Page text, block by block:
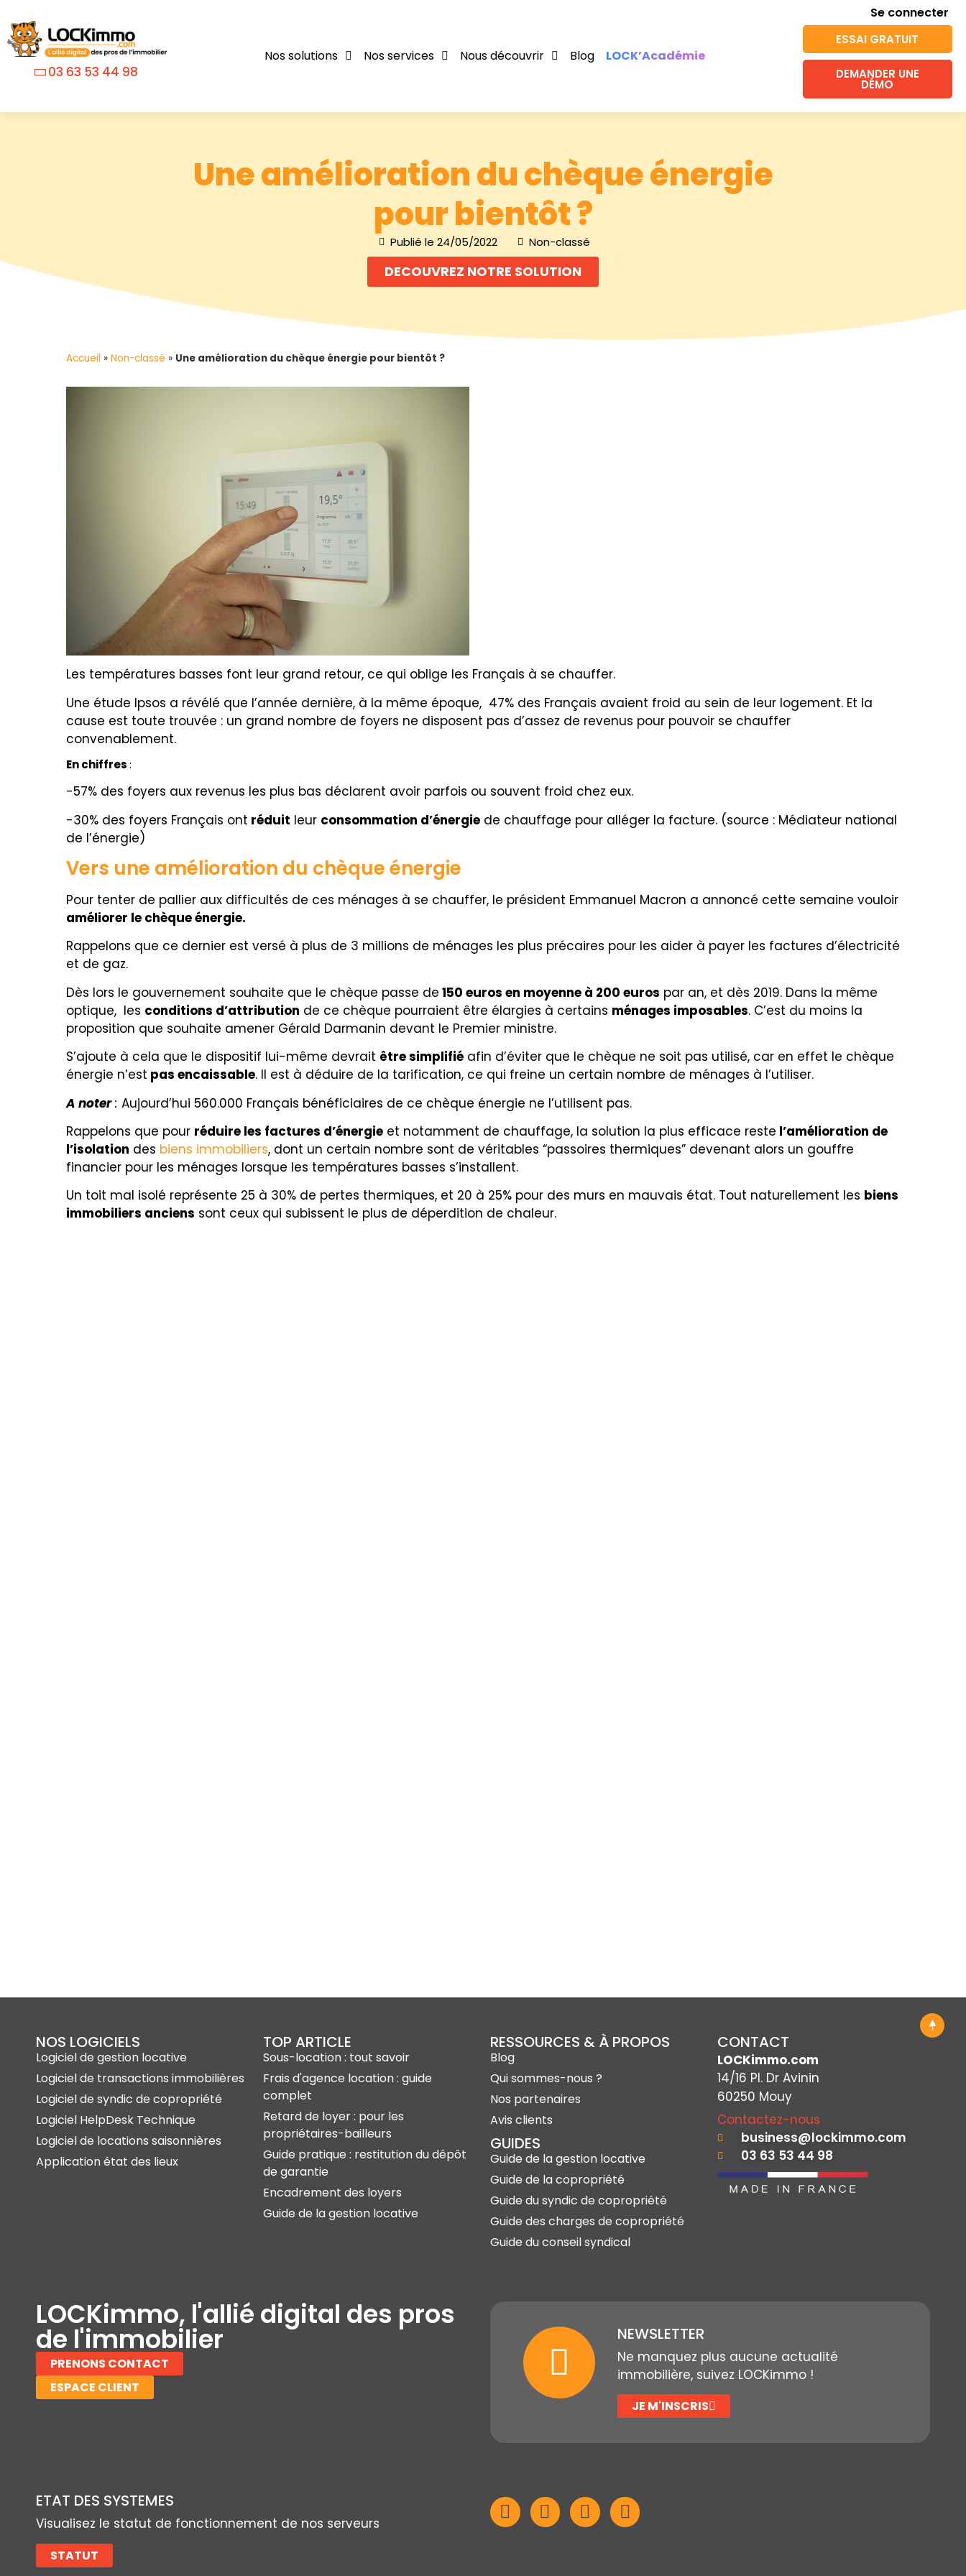
03 63 53 44 98
Nos solutions Nos services Nous découvrir Blog LOCK’Académie
Se connecter
ESSAI GRATUIT
DEMANDER UNE
DÉMO
Une amélioration du chèque énergie
pour bientôt ?
Publié le 24/05/2022 Non-classé
DECOUVREZ NOTRE SOLUTION
Accueil » Non-classé » Une amélioration du chèque énergie pour bientôt ?
Les températures basses font leur grand retour, ce qui oblige les Français à se chauffer.
Une étude Ipsos a révélé que l’année dernière, à la même époque, 47% des Français avaient froid au sein de leur logement. Et la
cause est toute trouvée : un grand nombre de foyers ne disposent pas d’assez de revenus pour pouvoir se chauffer
convenablement.
En chiffres:
-57% des foyers aux revenus les plus bas déclarent avoir parfois ou souvent froid chez eux.
-30% des foyers Français ont réduit leur consommation d’énergie de chauffage pour alléger la facture. (source : Médiateur national
de l’énergie)
Vers une amélioration du chèque énergie
Pour tenter de pallier aux difficultés de ces ménages à se chauffer, le président Emmanuel Macron a annoncé cette semaine vouloir
améliorer le chèque énergie.
Rappelons que ce dernier est versé à plus de 3 millions de ménages les plus précaires pour les aider à payer les factures d’électricité
et de gaz.
Dès lors le gouvernement souhaite que le chèque passe de 150 euros en moyenne à 200 euros par an, et dès 2019. Dans la même
optique, les conditions d’attribution de ce chèque pourraient être élargies à certains ménages imposables. C’est du moins la
proposition que souhaite amener Gérald Darmanin devant le Premier ministre.
S’ajoute à cela que le dispositif lui-même devrait être simplifié afin d’éviter que le chèque ne soit pas utilisé, car en effet le chèque
énergie n’est pas encaissable. Il est à déduire de la tarification, ce qui freine un certain nombre de ménages à l’utiliser.
A noter: Aujourd’hui 560.000 Français bénéficiaires de ce chèque énergie ne l’utilisent pas.
Rappelons que pour réduire les factures d’énergie et notamment de chauffage, la solution la plus efficace reste l’amélioration de
l’isolation des biens immobiliers, dont un certain nombre sont de véritables “passoires thermiques” devenant alors un gouffre
financier pour les ménages lorsque les températures basses s’installent.
Un toit mal isolé représente 25 à 30% de pertes thermiques, et 20 à 25% pour des murs en mauvais état. Tout naturellement les biens
immobiliers anciens sont ceux qui subissent le plus de déperdition de chaleur.
NOS LOGICIELS
Logiciel de gestion locative
Logiciel de transactions immobilières
Logiciel de syndic de copropriété
Logiciel HelpDesk Technique
Logiciel de locations saisonnières
Application état des lieux
TOP ARTICLE
Sous-location : tout savoir
Frais d'agence location : guide
complet
Retard de loyer : pour les
propriétaires-bailleurs
Guide pratique : restitution du dépôt
de garantie
Encadrement des loyers
Guide de la gestion locative
RESSOURCES & À PROPOS
Blog
Qui sommes-nous ?
Nos partenaires
Avis clients
GUIDES
Guide de la gestion locative
Guide de la copropriété
Guide du syndic de copropriété
Guide des charges de copropriété
Guide du conseil syndical
CONTACT
LOCKimmo.com
14/16 Pl. Dr Avinin
60250 Mouy
Contactez-nous
business@lockimmo.com
03 63 53 44 98
LOCKimmo, l'allié digital des pros
de l'immobilier
PRENONS CONTACT
ESPACE CLIENT
NEWSLETTER
Ne manquez plus aucune actualité
immobilière, suivez LOCKimmo !
JE M'INSCRIS
ETAT DES SYSTEMES
Visualisez le statut de fonctionnement de nos serveurs
STATUT